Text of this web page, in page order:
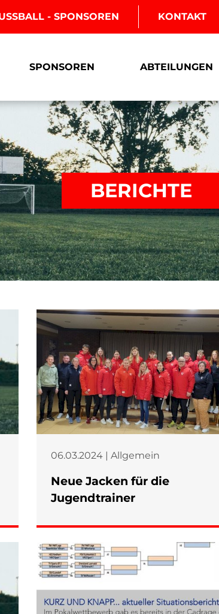
- SPONSOREN KONTAKT
SPONSOREN ABTEILUNGEN
BERICHTE
06.03.2024 | Allgemein
Neue Jacken für die
Jugendtrainer